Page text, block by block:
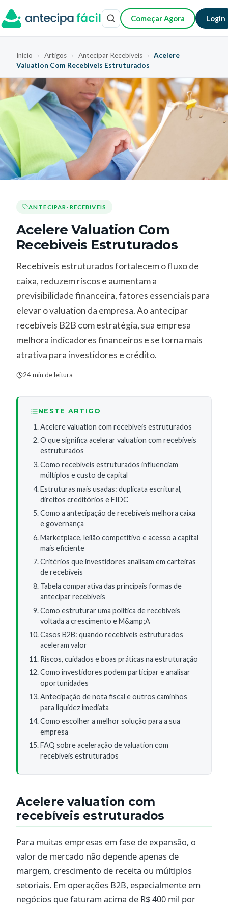
Começar Agora Login
Início › Artigos › Antecipar Recebíveis ›
Acelere
Valuation Com Recebiveis Estruturados
ANTECIPAR-RECEBIVEIS
Acelere Valuation Com
Recebiveis Estruturados
Recebíveis estruturados fortalecem o fluxo de
caixa, reduzem riscos e aumentam a
previsibilidade financeira, fatores essenciais para
elevar o valuation da empresa. Ao antecipar
recebíveis B2B com estratégia, sua empresa
melhora indicadores financeiros e se torna mais
atrativa para investidores e crédito.
24 min de leitura
NESTE ARTIGO
Acelere valuation com recebíveis estruturados
O que significa acelerar valuation com recebíveis
estruturados
Como recebíveis estruturados influenciam
múltiplos e custo de capital
Estruturas mais usadas: duplicata escritural,
direitos creditórios e FIDC
Como a antecipação de recebíveis melhora caixa
e governança
Marketplace, leilão competitivo e acesso a capital
mais eficiente
Critérios que investidores analisam em carteiras
de recebíveis
Tabela comparativa das principais formas de
antecipar recebíveis
Como estruturar uma política de recebíveis
voltada a crescimento e M&amp;A
Casos B2B: quando recebíveis estruturados
aceleram valor
Riscos, cuidados e boas práticas na estruturação
Como investidores podem participar e analisar
oportunidades
Antecipação de nota fiscal e outros caminhos
para liquidez imediata
Como escolher a melhor solução para a sua
empresa
FAQ sobre aceleração de valuation com
recebíveis estruturados
Acelere valuation com
recebíveis estruturados
Para muitas empresas em fase de expansão, o
valor de mercado não depende apenas de
margem, crescimento de receita ou múltiplos
setoriais. Em operações B2B, especialmente em
negócios que faturam acima de R$ 400 mil por